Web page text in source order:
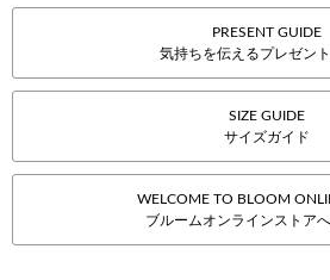
PRESENT GUIDE
気持ちを伝えるプレゼン
SIZE GUIDE
サイズガイド
WELCOME TO BLOOM
ブルームオンラインストア